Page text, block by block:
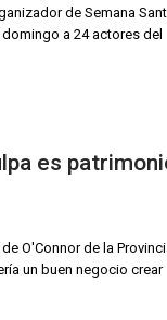
de Semana
a 24 actores del
es
de O'Connor de la
un buen negocio crear